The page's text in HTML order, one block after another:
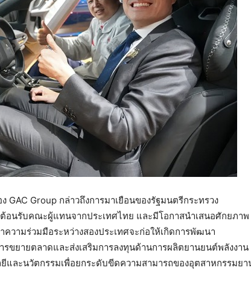
GAC Group กล่าวถึงการมาเยือนของรัฐมนตรีกระทรวง
ต้อนรับคณะผู้แทนจากประเทศไทย และมีโอกาสนำเสนอศักยภาพ
ความร่วมมือระหว่างสองประเทศจะก่อให้เกิดการพัฒนา
ขยายตลาดและส่งเสริมการลงทุนด้านการผลิตยานยนต์พลังงาน
และนวัตกรรมเพื่อยกระดับขีดความสามารถของอุตสาหกรรมยา